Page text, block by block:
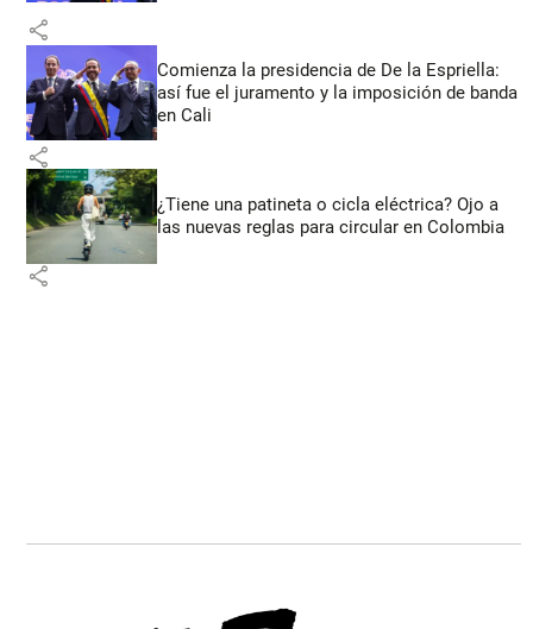
share
Comienza la presidencia de De la Espriella:
así fue el juramento y la imposición de banda
en Cali
share
¿Tiene una patineta o cicla eléctrica? Ojo a
las nuevas reglas para circular en Colombia
share